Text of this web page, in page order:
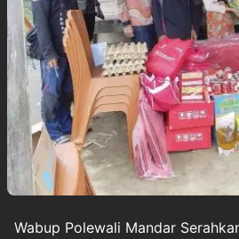
Wabup Polewali Mandar